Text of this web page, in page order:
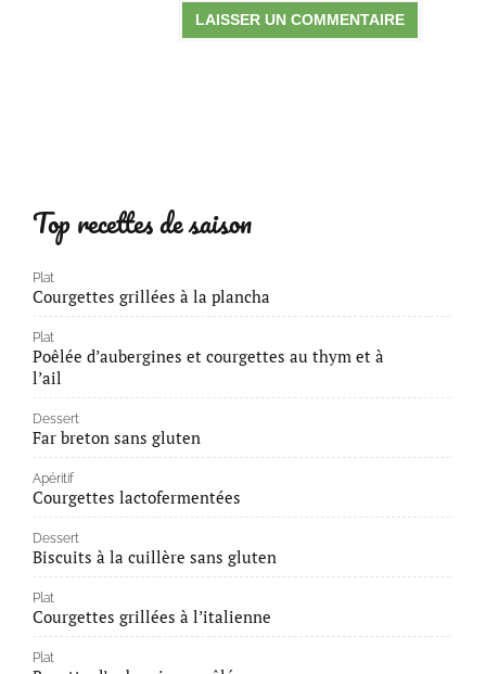
Top recettes de saison
Plat
Courgettes grillées à la plancha
Plat
Poêlée d’aubergines et courgettes au thym et à
l’ail
Dessert
Far breton sans gluten
Apéritif
Courgettes lactofermentées
Dessert
Biscuits à la cuillère sans gluten
Plat
Courgettes grillées à l’italienne
Plat